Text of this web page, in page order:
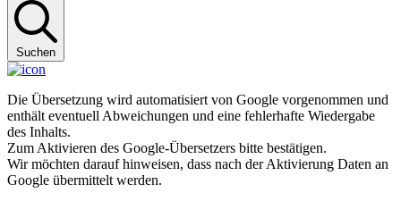
Suchen
Die Übersetzung wird automatisiert von Google vorgenommen und
enthält eventuell Abweichungen und eine fehlerhafte Wiedergabe
des Inhalts.
Zum Aktivieren des Google-Übersetzers bitte bestätigen.
Wir möchten darauf hinweisen, dass nach der Aktivierung Daten an
Google übermittelt werden.